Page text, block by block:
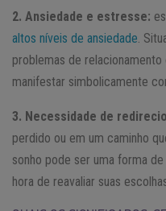
2. Ansiedade e estresse:
altos níveis de ansiedade .
problemas de
manifestar simbolicamente
3. Necessidade de
perdido ou em um caminho
sonho pode ser uma forma
hora de reavaliar suas